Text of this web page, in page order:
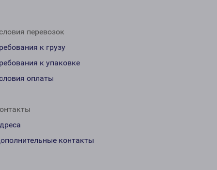
перевозок
к грузу
к упаковке
оплаты
контакты